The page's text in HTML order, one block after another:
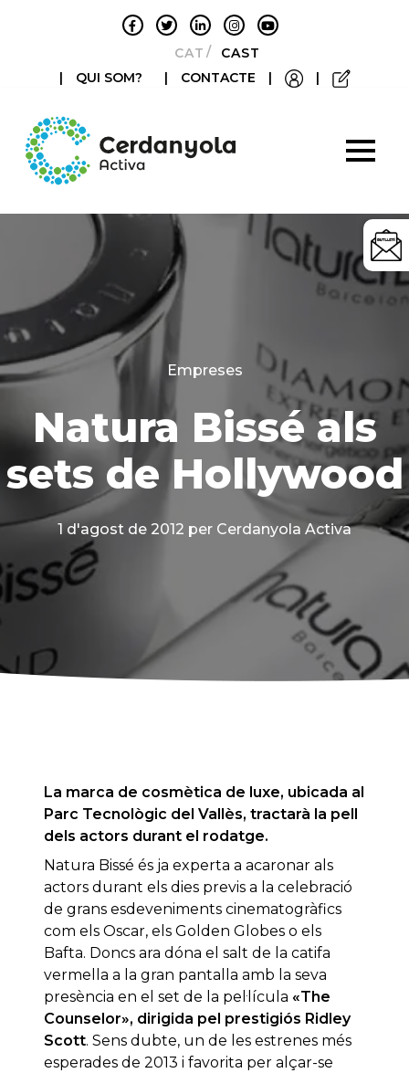
CATALÀCASTELLANO
|
QUI SOM? | CONTACTE | |
Categories
Empreses
Natura Bissé als
sets de Hollywood
1 d'agost de 2012 per Cerdanyola Activa
La marca de cosmètica de luxe, ubicada al
Parc Tecnològic del Vallès, tractarà la pell
dels actors durant el rodatge.
Natura Bissé és ja experta a acaronar als
actors durant els dies previs a la celebració
de grans esdeveniments cinematogràfics
com els Oscar, els Golden Globes o els
Bafta. Doncs ara dóna el salt de la catifa
vermella a la gran pantalla amb la seva
presència en el set de la pel·lícula «The
Counselor», dirigida pel prestigiós Ridley
Scott. Sens dubte, un de les estrenes més
esperades de 2013 i favorita per alçar-se